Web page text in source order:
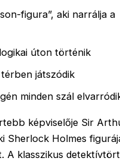
figura”, aki narrálja a
úton történik
játszódik
minden szál
képviselője Sir
Sherlock Holmes
A klasszikus